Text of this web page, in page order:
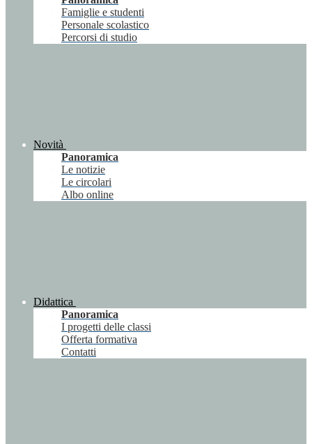
Famiglie e studenti
Personale scolastico
Percorsi di studio
Novità
Panoramica
Le notizie
Le circolari
Albo online
Didattica
Panoramica
I progetti delle classi
Offerta formativa
Contatti